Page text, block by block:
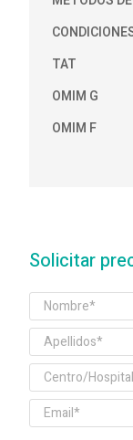
TAT
OMIM G
OMIM F
Solicitar